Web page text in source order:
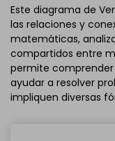
Este diagrama de
las relaciones y
matemáticas,
compartidos entre
permite
ayudar a resolver
impliquen diversas